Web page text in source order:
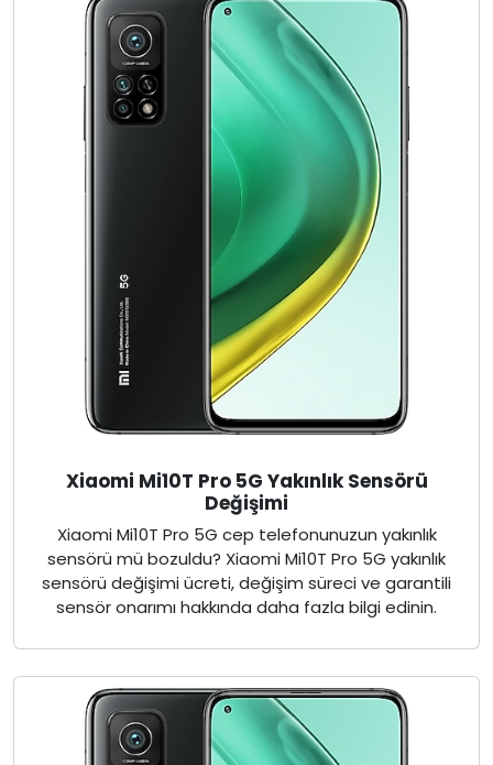
Xiaomi Mi10T Pro 5G Yakınlık Sensörü
Değişimi
Xiaomi Mi10T Pro 5G cep telefonunuzun yakınlık
sensörü mü bozuldu? Xiaomi Mi10T Pro 5G yakınlık
sensörü değişimi ücreti, değişim süreci ve garantili
sensör onarımı hakkında daha fazla bilgi edinin.